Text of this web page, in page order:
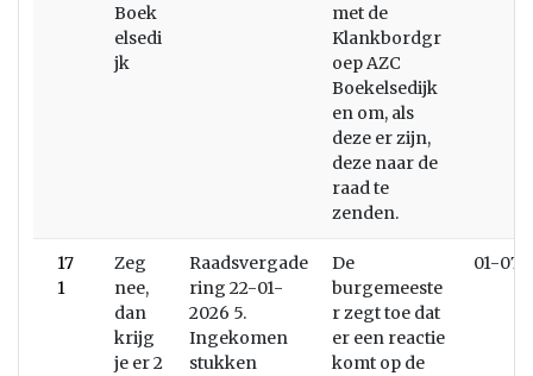
Boek
elsedi
jk
met de
Klankbordgr
oep AZC
Boekelsedijk
en om, als
deze er zijn,
deze naar de
raad te
zenden.
17
1
Zeg
nee,
dan
krijg
je er 2
Raadsvergade
ring 22-01-
2026 5.
Ingekomen
stukken
De
burgemeeste
r zegt toe dat
er een reactie
komt op de
01-07-